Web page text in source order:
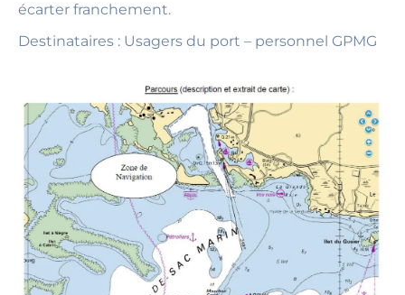
écarter franchement.
Destinataires : Usagers du port – personnel GPMG